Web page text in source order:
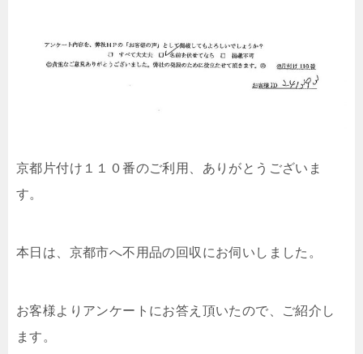
京都片付け１１０番のご利用、ありがとうございま
す。
本日は、京都市へ不用品の回収にお伺いしました。
お客様よりアンケートにお答え頂いたので、ご紹介し
ます。